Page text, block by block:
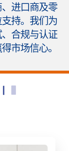
进口商及零
持。我们为
合规与认证
市场信心。